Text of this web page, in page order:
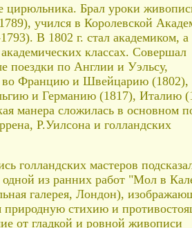
цирюльника. Брал уроки
учился в Королевской
В 1802 г. стал академиком, а
классах. Совершал
поездки по Англии и Уэльсу,
во Францию и Швейцарию (1802),
и Германию (1817), Италию
манера сложилась в основном
Р.Уилсона и голландских
голландских мастеров
из ранних работ "Мол в
галерея, Лондон),
природную стихию и
от гладкой и ровной живописи